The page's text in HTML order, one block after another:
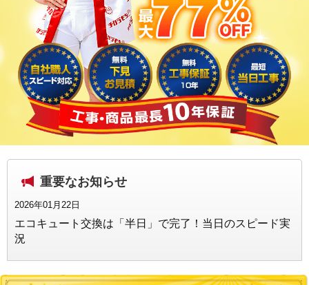
重要なお知らせ
2026年01月22日
エコキュート交換は「半日」で完了！当日のスピード実
況